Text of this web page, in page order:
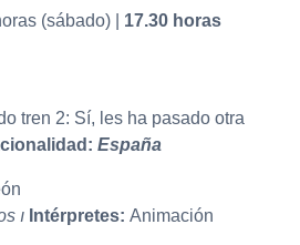
(sábado) | 17.30 horas
tren 2: Sí, les ha pasado otra
España
ı Intérpretes: Animación